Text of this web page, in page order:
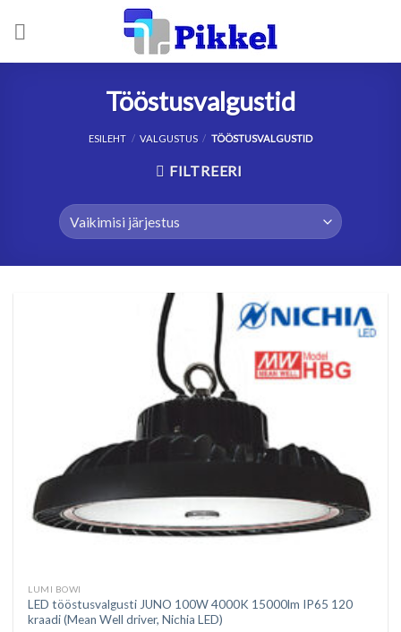
Tööstusvalgustid
ESILEHT / VALGUSTUS / TÖÖSTUSVALGUSTID
FILTREERI
LUMI BOWI
LED tööstusvalgusti JUNO 100W 4000K 15000lm IP65 120
kraadi (Mean Well driver, Nichia LED)